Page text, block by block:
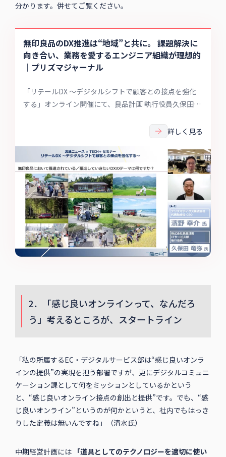
分かります。併せてご覧ください。
無印良品のDX推進は“地域”と共に。 課題解決に
向き合い、業務を愛するエンジニア組織が理想的
｜プリズマジャーナル
「リテールDX ～デジタルシフトで顧客との接点を強化
する」オンライン開催にて、良品計画 執行役員久保田氏
良品の目指すDX推進のための組織づくり」と題したセッ
ング組織等について対談させて頂きました。
詳しく見る
2．「感じ良いオンラインって、なんだろ
う」考えるところが、スタートライン
「私の所属するEC・デジタルサービス部は“感じ良いオンラ
インの提供”の実現を担う部署ですが、更にデジタルコミュニ
ケーション課として何をミッションとしているかという
と、“感じ良いオンライン接点の創出と提供”です。でも、“感
じ良いオンライン”というのが何かというと、社内でもはっき
りした定義は無いんですね」（清水氏）
中期経営計画には 「道具としてのテクノロジーを適切に使い